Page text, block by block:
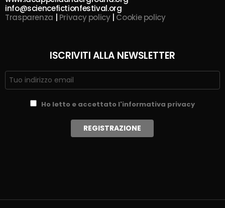
info@sciencefictionfestival.org
Trasparenza
Privacy policy| Cookie policy
ISCRIVITI ALLA NEWSLETTER
Ho letto e accettato l'informativa privacy